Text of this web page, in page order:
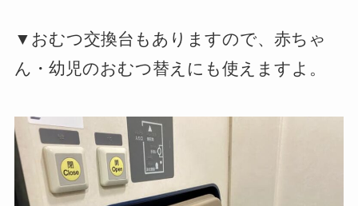
▼おむつ交換台もありますので、赤ちゃ
ん・幼児のおむつ替えにも使えますよ。